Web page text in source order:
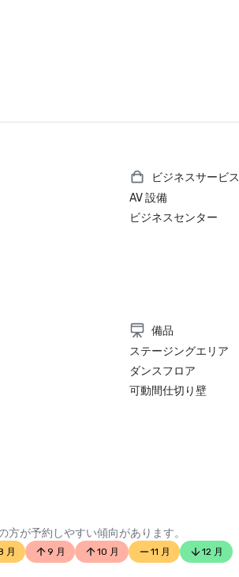
ビジネスサービス
AV 設備
ビジネスセンター
備品
ステージングエリア
ダンスフロア
可動間仕切り壁
が予約しやすい傾向があります。
月 9 月 10 月 11 月 12 月